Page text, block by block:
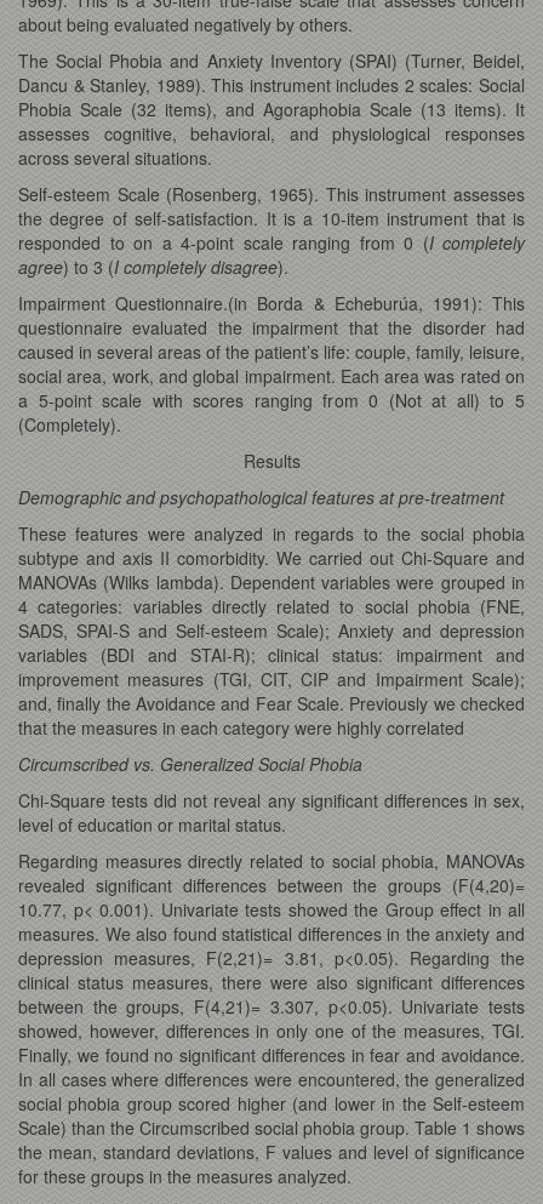
about being evaluated negatively by others.
The Social Phobia and Anxiety Inventory (SPAI) (Turner, Beidel,
Dancu & Stanley, 1989). This instrument includes 2 scales: Social
Phobia Scale (32 items), and Agoraphobia Scale (13 items). It
assesses cognitive, behavioral, and physiological responses
across several situations.
Self-esteem Scale (Rosenberg, 1965). This instrument assesses
the degree of self-satisfaction. It is a 10-item instrument that is
responded to on a 4-point scale ranging from 0 (I completely
agree) to 3 (I completely disagree).
Impairment Questionnaire.(in Borda & Echeburúa, 1991): This
questionnaire evaluated the impairment that the disorder had
caused in several areas of the patient’s life: couple, family, leisure,
social area, work, and global impairment. Each area was rated on
a 5-point scale with scores ranging from 0 (Not at all) to 5
(Completely).
Results
Demographic and psychopathological features at pre-treatment
These features were analyzed in regards to the social phobia
subtype and axis II comorbidity. We carried out Chi-Square and
MANOVAs (Wilks lambda). Dependent variables were grouped in
4 categories: variables directly related to social phobia (FNE,
SADS, SPAI-S and Self-esteem Scale); Anxiety and depression
variables (BDI and STAI-R); clinical status: impairment and
improvement measures (TGI, CIT, CIP and Impairment Scale);
and, finally the Avoidance and Fear Scale. Previously we checked
that the measures in each category were highly correlated
Circumscribed vs. Generalized Social Phobia
Chi-Square tests did not reveal any significant differences in sex,
level of education or marital status.
Regarding measures directly related to social phobia, MANOVAs
revealed significant differences between the groups (F(4,20)=
10.77, p< 0.001). Univariate tests showed the Group effect in all
measures. We also found statistical differences in the anxiety and
depression measures, F(2,21)= 3.81, p<0.05). Regarding the
clinical status measures, there were also significant differences
between the groups, F(4,21)= 3.307, p<0.05). Univariate tests
showed, however, differences in only one of the measures, TGI.
Finally, we found no significant differences in fear and avoidance.
In all cases where differences were encountered, the generalized
social phobia group scored higher (and lower in the Self-esteem
Scale) than the Circumscribed social phobia group. Table 1 shows
the mean, standard deviations, F values and level of significance
for these groups in the measures analyzed.